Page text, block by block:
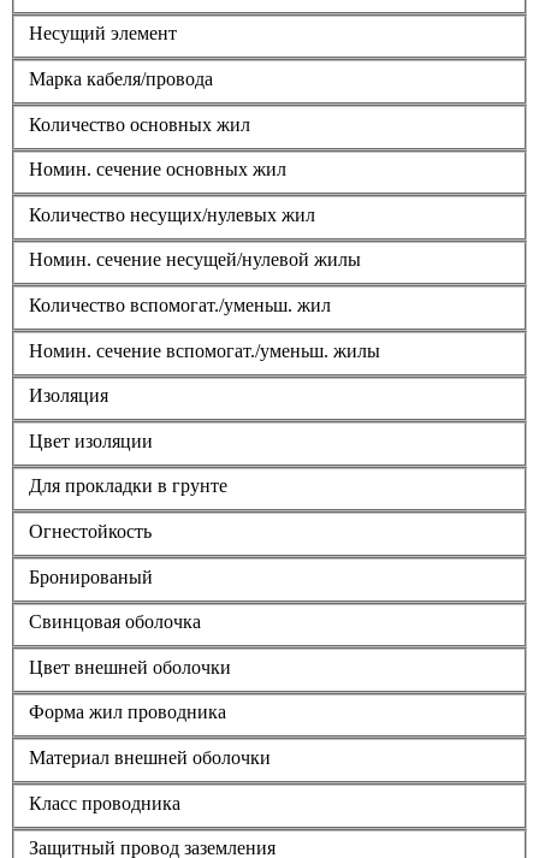
Несущий элемент
Марка кабеля/провода
Количество основных жил
Номин. сечение основных жил
Количество несущих/нулевых жил
Номин. сечение несущей/нулевой жилы
Количество вспомогат./уменьш. жил
Номин. сечение вспомогат./уменьш. жилы
Изоляция
Цвет изоляции
Для прокладки в грунте
Огнестойкость
Бронированый
Свинцовая оболочка
Цвет внешней оболочки
Форма жил проводника
Материал внешней оболочки
Класс проводника
Защитный провод заземления